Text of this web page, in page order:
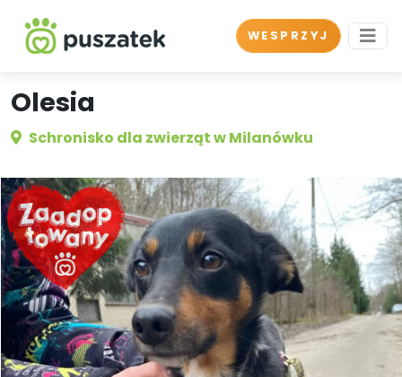
WESPRZYJ
Olesia
Schronisko dla zwierząt w Milanówku